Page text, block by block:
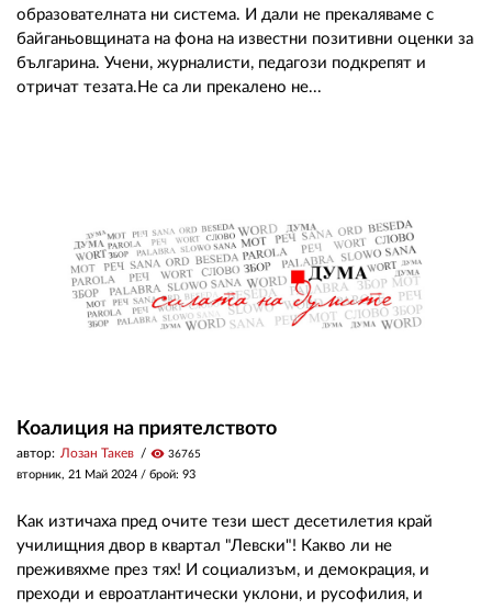
образователната ни система. И дали не прекаляваме с
байганьовщината на фона на известни позитивни оценки за
българина. Учени, журналисти, педагози подкрепят и
отричат тезата.Не са ли прекалено не...
Коалиция на приятелството
автор: Лозан Такев visibility 36765
вторник, 21 Май 2024 / брой: 93
Как изтичаха пред очите тези шест десетилетия край
училищния двор в квартал "Левски"! Какво ли не
преживяхме през тях! И социализъм, и демокрация, и
преходи и евроатлантически уклони, и русофилия, и